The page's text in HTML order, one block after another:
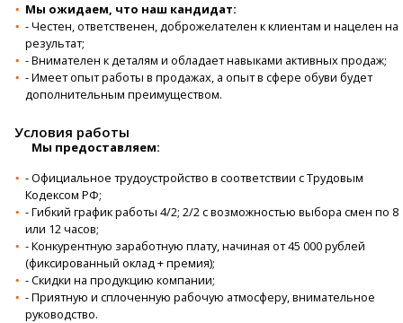
Мы ожидаем, что наш кандидат:
- Честен, ответственен, доброжелателен к клиентам и нацелен на
результат;
- Внимателен к деталям и обладает навыками активных продаж;
- Имеет опыт работы в продажах, а опыт в сфере обуви будет
дополнительным преимуществом.
Условия работы
Мы предоставляем:
- Официальное трудоустройство в соответствии с Трудовым
Кодексом РФ;
- Гибкий график работы 4/2; 2/2 с возможностью выбора смен по 8
или 12 часов;
- Конкурентную заработную плату, начиная от 45 000 рублей
(фиксированный оклад + премия);
- Скидки на продукцию компании;
- Приятную и сплоченную рабочую атмосферу, внимательное
руководство.